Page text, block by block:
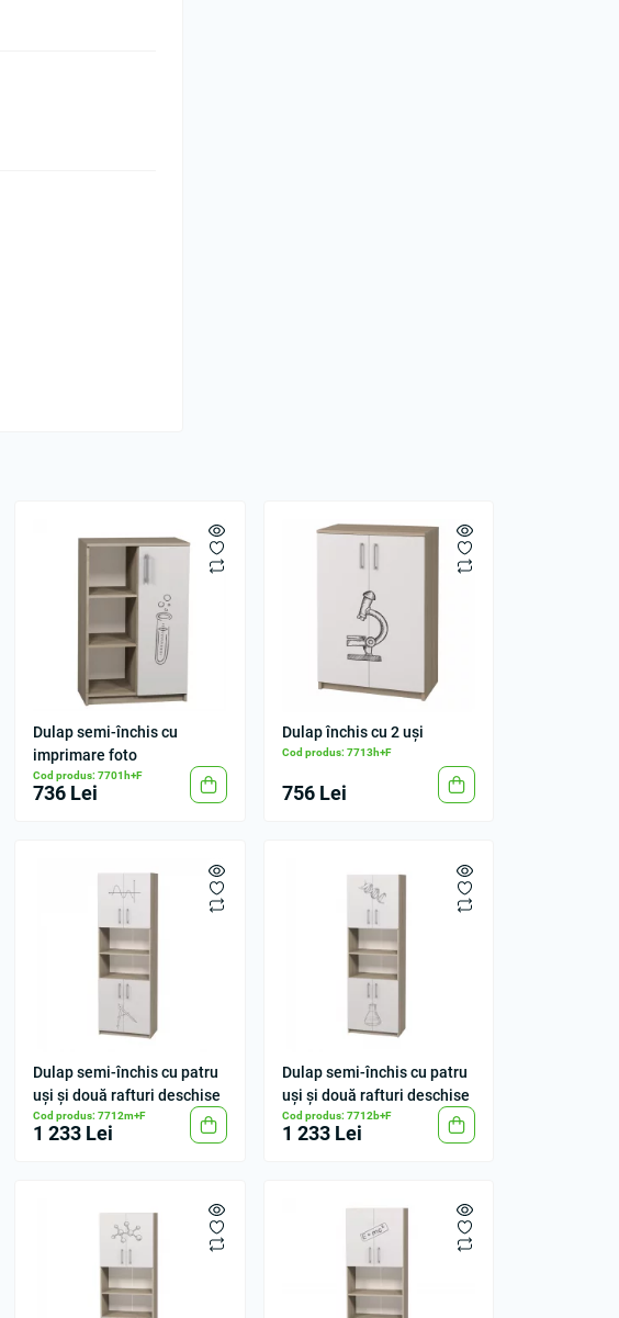
Dulap semi-închis cu
imprimare foto
Cod produs: 7701h+F
736 Lei
Dulap închis cu 2 uși
Cod produs: 7713h+F
756 Lei
Dulap semi-închis cu patru
uși și două rafturi deschise
Cod produs: 7712m+F
1 233 Lei
Dulap semi-închis cu patru
uși și două rafturi deschise
Cod produs: 7712b+F
1 233 Lei